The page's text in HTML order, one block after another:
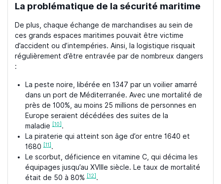
La problématique de la sécurité maritime
De plus, chaque échange de marchandises au sein de
ces grands espaces maritimes pouvait être victime
d’accident ou d’intempéries. Ainsi, la logistique risquait
régulièrement d’être entravée par de nombreux dangers
:
La peste noire, libérée en 1347 par un voilier amarré
dans un port de Méditerranée. Avec une mortalité de
près de 100%, au moins 25 millions de personnes en
Europe seraient décédées des suites de la
maladie [10].
La piraterie qui atteint son âge d’or entre 1640 et
1680 [11].
Le scorbut, déficience en vitamine C, qui décima les
équipages jusqu’au XVIIIe siècle. Le taux de mortalité
était de 50 à 80% [12].